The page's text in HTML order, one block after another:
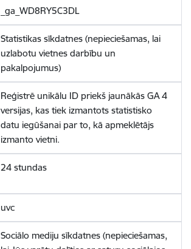
_ga_WD8RY5C3DL
Statistikas sīkdatnes (nepieciešamas, lai
uzlabotu vietnes darbību un
pakalpojumus)
Reģistrē unikālu ID priekš jaunākās GA 4
versijas, kas tiek izmantots statistisko
datu iegūšanai par to, kā apmeklētājs
izmanto vietni.
24 stundas
uvc
Sociālo mediju sīkdatnes (nepieciešamas,